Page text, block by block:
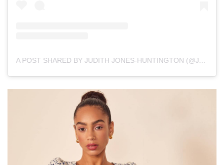
A POST SHARED BY JUDITH JONES-HUNTINGTON (@JOIEDEJUDE)